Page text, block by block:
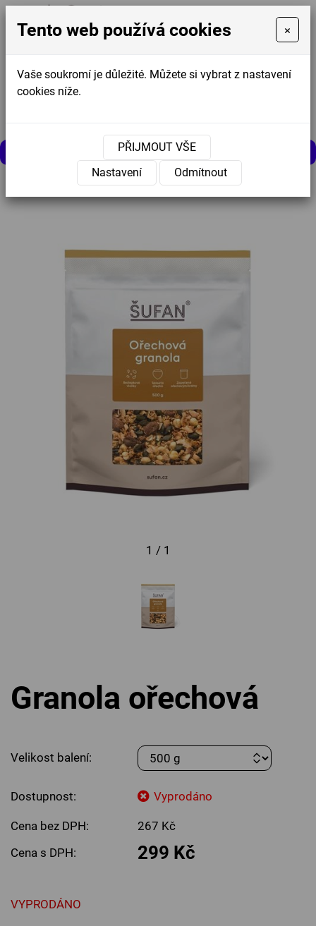
MENU
Úvodní stránka » Nabídka » Granola ořechová
1 / 1
Granola ořechová
Velikost balení:
Dostupnost: Vyprodáno
Cena bez DPH:
267 Kč
Cena s DPH:
299 Kč
VYPRODÁNO
Tento web používá cookies ×
Vaše soukromí je důležité. Můžete si vybrat z nastavení
cookies níže.
PŘIJMOUT VŠE
Nastavení
Odmítnout